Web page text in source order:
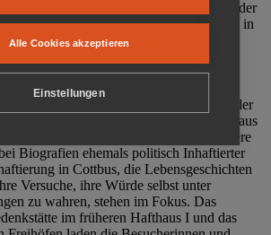
Cottbus e. V. (MRZ), der
ehemaligen Gefängnisses (1860-2002) in
Träger der Gedenkstätte Zuchthaus
der Arbeit der Gedenkstätte steht die
politischem Unrecht während der
und der SED-Diktatur.
Dauer- und Sonderausstellungen in der
Cottbus Beispiele politischen Unrechts aus
des 20. Jahrhunderts. Eine besondere
Biografien ehemals politisch Inhaftierter
in Cottbus, die Lebensgeschichten
Versuche, ihre Würde selbst unter
zu wahren, stehen im Fokus. Das
im früheren Hafthaus I und das
Alle Cookies akzeptieren
Einstellungen